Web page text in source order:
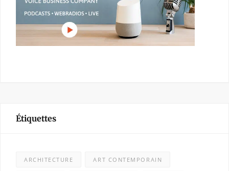
Étiquettes
ARCHITECTURE ART CONTEMPORAIN